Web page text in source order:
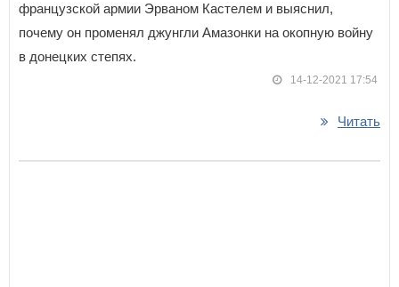
французской армии Эрваном Кастелем и выяснил,
почему он променял джунгли Амазонки на окопную войну
в донецких степях.
14-12-2021 17:54
Читать